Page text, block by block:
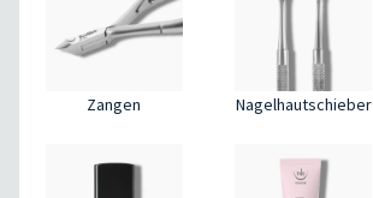
Zangen Nagelhautschieber